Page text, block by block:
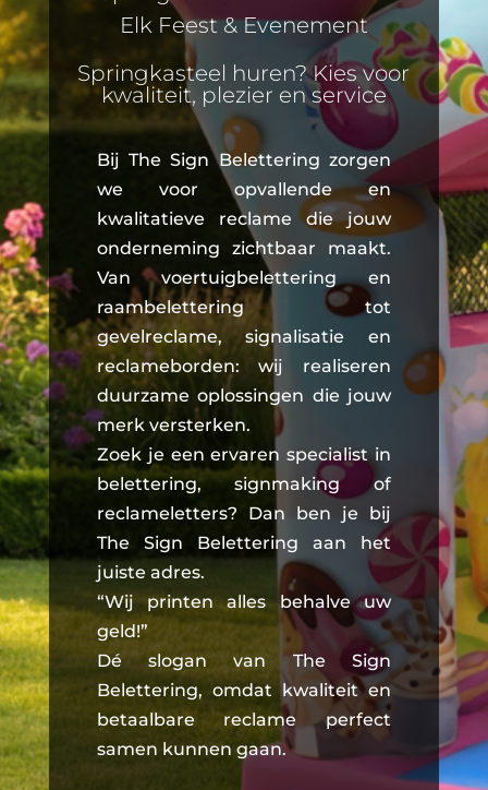
Elk Feest & Evenement
Springkasteel huren? Kies voor
kwaliteit, plezier en service
Bij The Sign Belettering zorgen
we voor opvallende en
kwalitatieve reclame die jouw
onderneming zichtbaar maakt.
Van voertuigbelettering en
raambelettering tot
gevelreclame, signalisatie en
reclameborden: wij realiseren
duurzame oplossingen die jouw
merk versterken.
Zoek je een ervaren specialist in
belettering, signmaking of
reclameletters? Dan ben je bij
The Sign Belettering aan het
juiste adres.
“Wij printen alles behalve uw
geld!”
Dé slogan van The Sign
Belettering, omdat kwaliteit en
betaalbare reclame perfect
samen kunnen gaan.